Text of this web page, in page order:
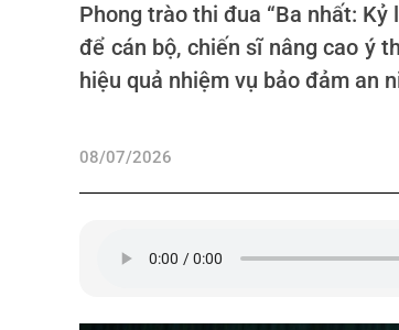
Phong trào thi đua “Ba nhất:
để cán bộ, chiến sĩ nâng cao ý
hiệu quả nhiệm vụ bảo đảm an
08/07/2026